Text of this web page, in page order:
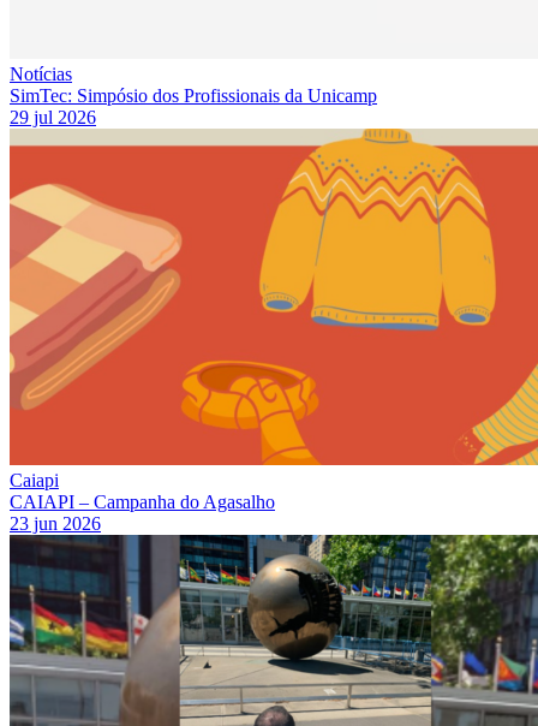
Notícias
SimTec: Simpósio dos Profissionais da Unicamp
29 jul 2026
Caiapi
CAIAPI – Campanha do Agasalho
23 jun 2026